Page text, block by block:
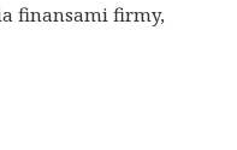
finansami firmy,